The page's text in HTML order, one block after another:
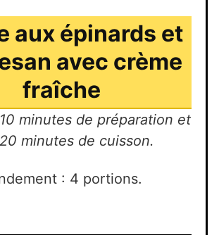
aux épinards et
avec crème
fraîche
minutes de préparation et
minutes de cuisson.
: 4 portions.